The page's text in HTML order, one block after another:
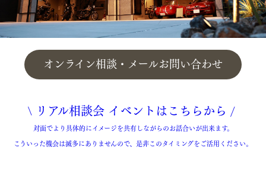
オンライン相談・メールお問い合わせ
\ リアル相談会 イベントは こちら から /
対面でより具体的にイメージを共有しながらのお話合いが出来ます。
こういった機会は滅多にありませんので、是非このタイミングをご活用ください。